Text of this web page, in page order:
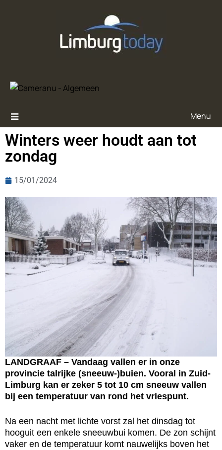
Menu
Winters weer houdt aan tot
zondag
15/01/2024
LANDGRAAF – Vandaag vallen er in onze
provincie talrijke (sneeuw-)buien. Vooral in Zuid-
Limburg kan er zeker 5 tot 10 cm sneeuw vallen
bij een temperatuur van rond het vriespunt.
Na een nacht met lichte vorst zal het dinsdag tot
hooguit een enkele sneeuwbui komen. De zon schijnt
vaker en de temperatuur komt nauwelijks boven het